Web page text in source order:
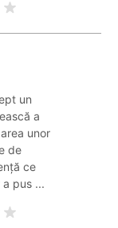
un
a
unor
de
ce
pus ...